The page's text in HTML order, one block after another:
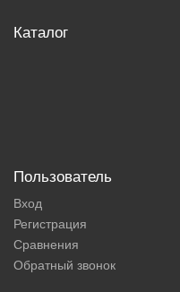
Каталог
Пользователь
Вход
Регистрация
Сравнения
Обратный звонок